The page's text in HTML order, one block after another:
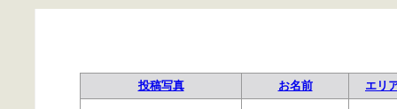
投稿写真 お名前 エリ